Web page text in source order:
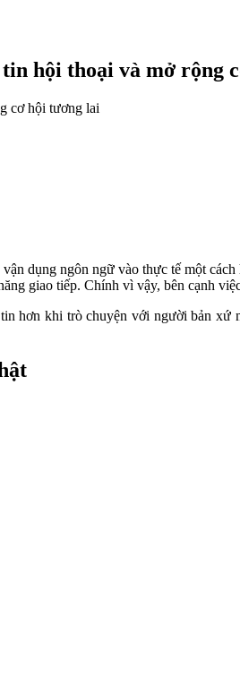
hội thoại và mở rộng
dụng ngôn ngữ vào thực tế một
giao tiếp. Chính vì vậy, bên cạnh
hơn khi trò chuyện với người bản